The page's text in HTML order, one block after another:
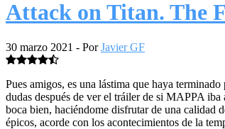
Attack on Titan. The
30 marzo 2021 - PorJavier GF
Pues amigos, es una lástima que haya
dudas después de ver el tráiler de si MAPPA
boca bien, haciéndome disfrutar de una calidad
épicos, acorde con los acontecimientos de la